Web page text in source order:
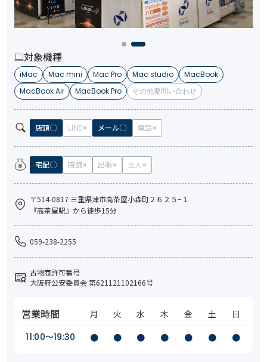
対象機種
iMac Mac mini Mac Pro Mac studio
MacBook
MacBook Air
MacBook Pro その他要問い合わせ
店頭 LINE メール 電話
宅配 店舗 出張 法人
〒514-0817 三重県津市高茶屋小森町２６２５−１
『高茶屋駅』から徒歩15分
059-238-2255
古物商許可番号
大阪府公安委員会 第621121102166号
営業時間 月 火 水 木 金 土
日
11:00〜19:30
● ● ● ● ● ● ●